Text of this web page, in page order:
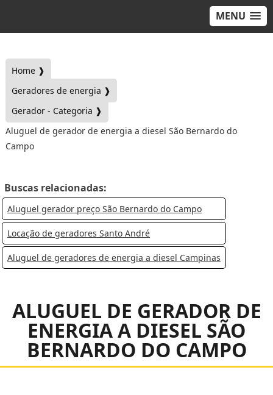
MENU
Home ❱
Geradores de energia ❱
Gerador - Categoria ❱
Aluguel de gerador de energia a diesel São Bernardo do
Campo
Buscas relacionadas:
Aluguel gerador preço São Bernardo do Campo
Locação de geradores Santo André
Aluguel de geradores de energia a diesel Campinas
ALUGUEL DE GERADOR DE
ENERGIA A DIESEL SÃO
BERNARDO DO CAMPO